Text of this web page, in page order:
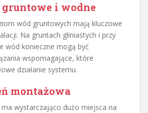
i wodne
wód gruntowych mają kluczowe
Na gruntach gliniastych i przy
wód konieczne mogą być
wspomagające, które
działanie systemu.
montażowa
ma wystarczająco dużo miejsca na